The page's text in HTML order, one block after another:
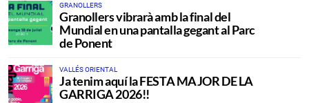
GRANOLLERS
Granollers vibrarà amb la final del
Mundial en una pantalla gegant al Parc
de Ponent
VALLÉS ORIENTAL
Ja tenim aquí la FESTA MAJOR DE LA
GARRIGA 2026!!